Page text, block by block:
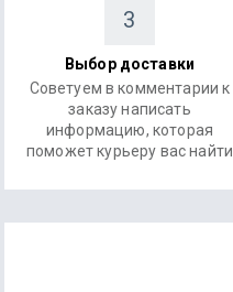
3
Выбор доставки
Советуем в комментарии к
заказу написать
информацию, которая
поможет курьеру вас найти